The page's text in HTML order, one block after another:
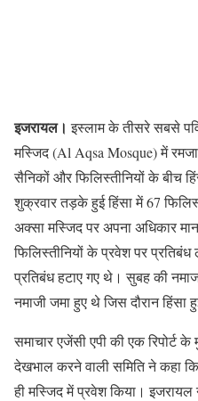
इजरायल। इस्लाम के तीसरे सबसे
मस्जिद (Al Aqsa Mosque) में
सैनिकों और फिलिस्तीनियों के बीच
शुक्रवार तड़के हुई हिंसा में 67
अक्सा मस्जिद पर अपना अधिकार
फिलिस्तीनियों के प्रवेश पर
प्रतिबंध हटाए गए थे। सुबह की
नमाजी जमा हुए थे जिस दौरान हिंसा
समाचार एजेंसी एपी की एक रिपोर्ट
देखभाल करने वाली समिति ने कहा
ही मस्जिद में प्रवेश किया।